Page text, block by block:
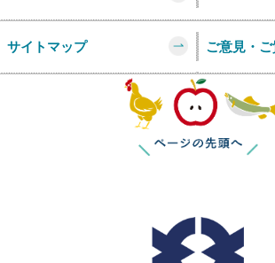
サイトマップ ご意見・ご